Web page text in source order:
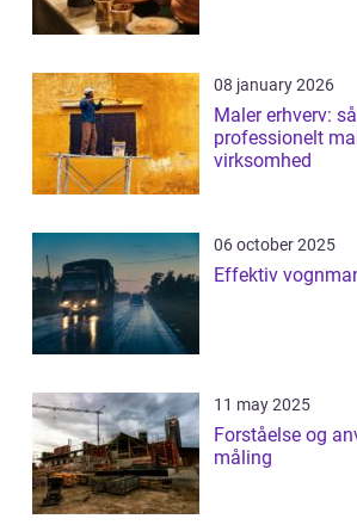
08 january 2026
Maler erhverv:
professionelt
virksomhed
06 october 2025
Effektiv
11 may 2025
Forståelse og
måling